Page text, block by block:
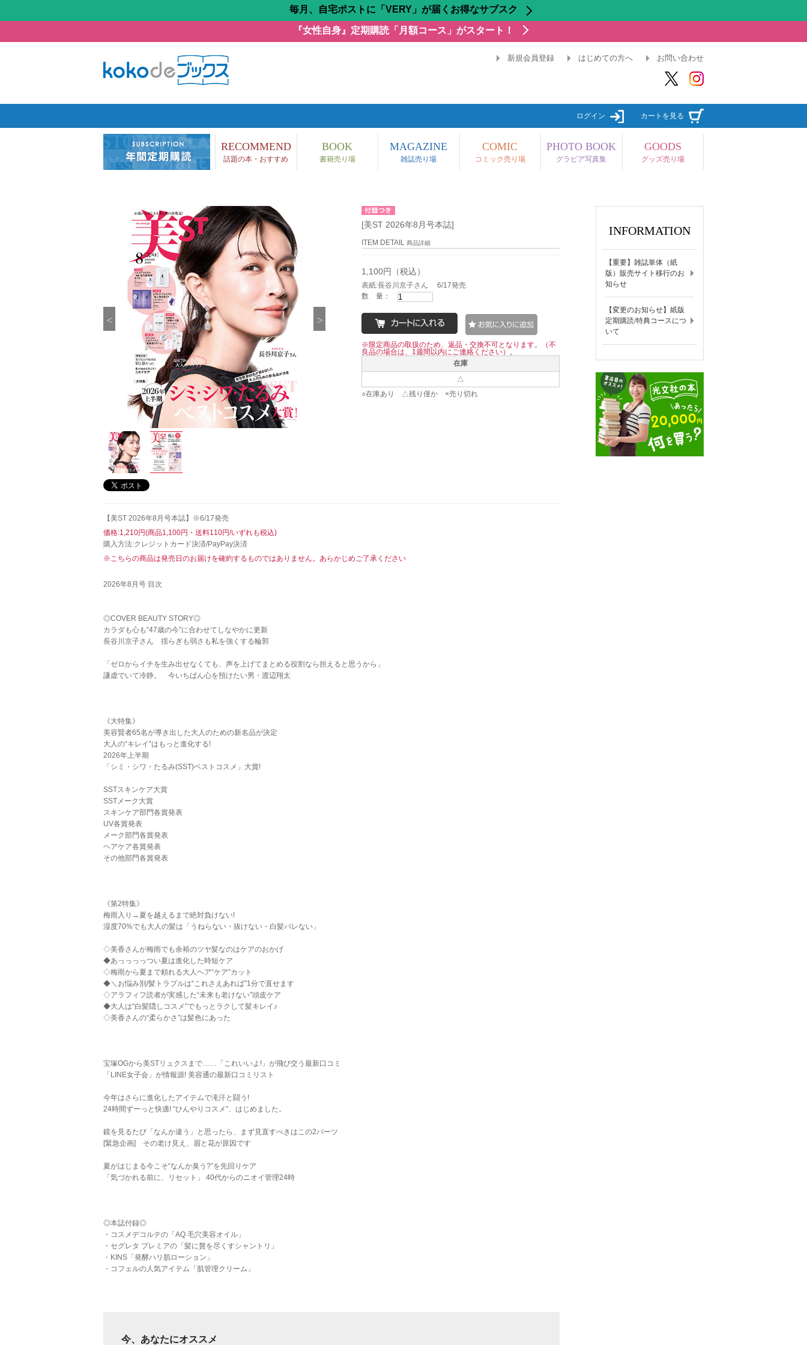
『女性自身』定期購読「月額コース」がスタート！
毎月、自宅ポストに「VERY」が届くお得なサブスク
新規会員登録 はじめての方へ お問い合わせ
ログイン カートを見る
RECOMMEND
話題の本・おすすめ
BOOK
書籍売り場
MAGAZINE
雑誌売り場
COMIC
コミック売り場
PHOTO BOOK
グラビア写真集
GOODS
グッズ売り場
[美ST 2026年8月号本誌]
ITEM DETAIL 商品詳細
1,100円（税込）
表紙:長谷川京子さん 6/17発売
数 量：
※限定商品の取扱のため、返品・交換不可となります。（不
良品の場合は、1週間以内にご連絡ください）。
在庫
△
○在庫あり △残り僅か ×売り切れ
【美ST 2026年8月号本誌】※6/17発売
価格:1,210円(商品1,100円・送料110円/いずれも税込)
購入方法:クレジットカード決済/PayPay決済
※こちらの商品は発売日のお届けを確約するものではありません。あらかじめご了承ください
2026年8月号 目次
◎COVER BEAUTY STORY◎
カラダも心も“47歳の今”に合わせてしなやかに更新
長谷川京子さん 揺らぎも弱さも私を強くする輪郭
「ゼロからイチを生み出せなくても、声を上げてまとめる役割なら担えると思うから」
謙虚でいて冷静。 今いちばん心を預けたい男・渡辺翔太
《大特集》
美容賢者65名が導き出した大人のための新名品が決定
大人の“キレイ”はもっと進化する!
2026年上半期
「シミ・シワ・たるみ(SST)ベストコスメ」大賞!
SSTスキンケア大賞
SSTメーク大賞
スキンケア部門各賞発表
UV各賞発表
メーク部門各賞発表
ヘアケア各賞発表
その他部門各賞発表
《第2特集》
梅雨入り→夏を越えるまで絶対負けない!
湿度70%でも大人の髪は「うねらない・抜けない・白髪バレない」
◇美香さんが梅雨でも余裕のツヤ髪なのはケアのおかげ
◆あっっっっつい夏は進化した時短ケア
◇梅雨から夏まで頼れる大人ヘア“ケア”カット
◆＼お悩み別/髪トラブルは“これさえあれば”1分で直せます
◇アラフィフ読者が実感した“未来も老けない”頭皮ケア
◆大人は“白髪隠しコスメ”でもっとラクして髪キレイ♪
◇美香さんの“柔らかさ”は髪色にあった
宝塚OGから美STリュクスまで……「これいいよ!」が飛び交う最新口コミ
「LINE女子会」が情報源! 美容通の最新口コミリスト
今年はさらに進化したアイテムで滝汗と闘う!
24時間ずーっと快適! “ひんやりコスメ”、はじめました。
鏡を見るたび「なんか違う」と思ったら、まず見直すべきはこの2パーツ
[緊急企画] その老け見え、眉と花が原因です
夏がはじまる今こそ“なんか臭う?”を先回りケア
「気づかれる前に、リセット」 40代からのニオイ管理24時
◎本誌付録◎
・コスメデコルテの「AQ 毛穴美容オイル」
・セグレタ プレミアの「髪に贅を尽くすシャントリ」
・KINS「発酵ハリ肌ローション」
・コフェルの人気アイテム「肌管理クリーム」
今、あなたにオススメ
INFORMATION
【重要】雑誌単体（紙
版）販売サイト移行のお
知らせ
【変更のお知らせ】紙版
定期購読/特典コースにつ
いて